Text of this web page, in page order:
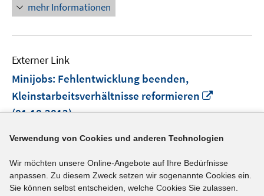
mehr Informationen
Externer Link
Minijobs: Fehlentwicklung beenden,
Kleinstarbeitsverhältnisse reformieren
öffnen
(01.10.2012)
Deutscher Gewerkschaftsbund
mehr Informationen
Verwendung von Cookies und anderen Technologien
Wir möchten unsere Online-Angebote auf Ihre Bedürfnisse
anpassen. Zu diesem Zweck setzen wir sogenannte Cookies ein.
Sie können selbst entscheiden, welche Cookies Sie zulassen.